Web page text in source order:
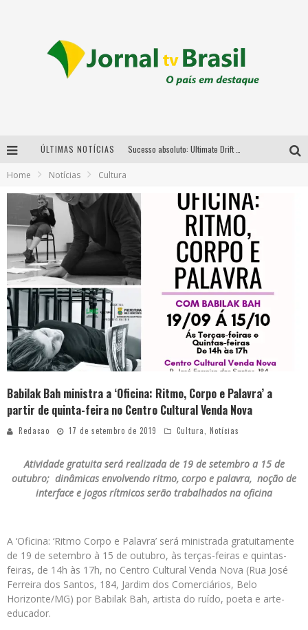
ÚLTIMAS NOTÍCIAS
Chega de mistério! Baianas Ozadas lança tema do carnaval de 2026 nesta terça-feira
Em abril, Boulevard Shopping BH realiza sorteio de TVs 4K
Home Notícias Cultura
Babilak Bah ministra a ‘Oficina: Ritmo, Corpo e Palavra’ a
partir de quinta-feira no Centro Cultural Venda Nova
Redacao 17 de setembro de 2019 Cultura, Notícias
Atividade gratuita será realizada de 19 de setembro a 15 de
outubro; dinâmicas envolvendo ritmo, corpo e palavra, noção de
interface e jogos rítmicos serão trabalhados na oficina
A ‘Oficina: ‘Ritmo Corpo e Palavra’ será ministrada gratuitamente
de 19 de setembro à 15 de outubro, às terças-feiras e quintas-
feiras, de 14h às 17h, no Centro Cultural Venda Nova (Rua José
Ferreira dos Santos, 184, Jardim dos Comerciários, Belo
Horizonte/MG) por Babilak Bah, artista do ruído, poeta e arte­-
educador.